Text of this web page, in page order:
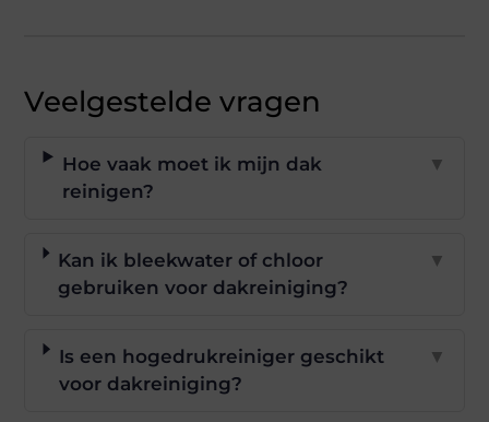
Veelgestelde vragen
Hoe vaak moet ik mijn dak
reinigen?
▼
Kan ik bleekwater of chloor
gebruiken voor dakreiniging?
▼
Is een hogedrukreiniger geschikt
voor dakreiniging?
▼